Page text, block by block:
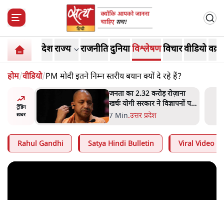
देशराज्य राजनीतिदुनियाविश्लेषणविचारवीडियो
होम/वीडियो/PM मोदी इतने निम्न स्तरीय बयान क्यों दे रहे हैं?
ट्रेंडिंग
ख़बर
का
हैं'
जनता का 2.32 करोड़ रोज़ाना
खर्चः योगी सरकार ने विज्ञापनों पर
उड़ाने में मोदी 3.0 को भी पीछे
7 Min.उत्तर प्रदेश
Rahul Gandhi Satya Hindi Bulletin Viral Video